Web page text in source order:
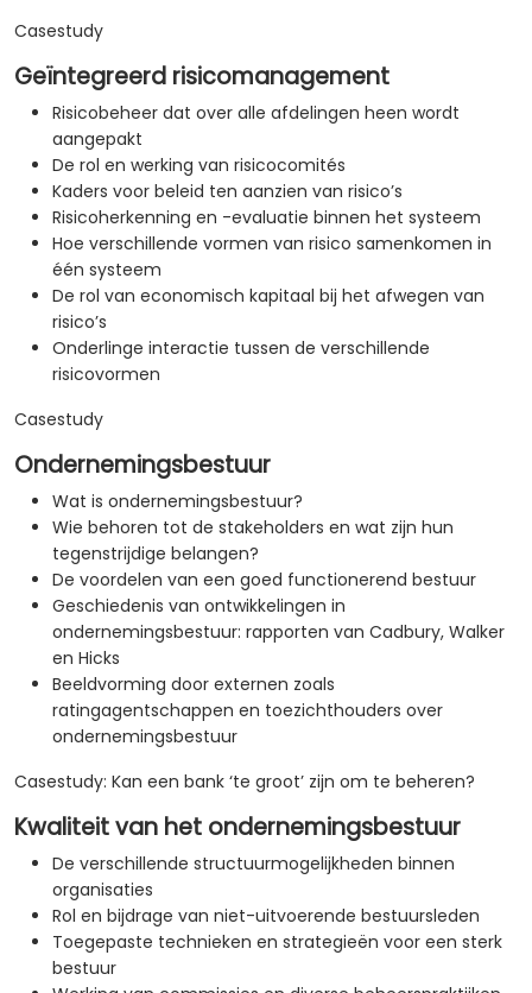
Casestudy
Geïntegreerd risicomanagement
Risicobeheer dat over alle afdelingen heen wordt
aangepakt
De rol en werking van risicocomités
Kaders voor beleid ten aanzien van risico’s
Risicoherkenning en -evaluatie binnen het systeem
Hoe verschillende vormen van risico samenkomen in
één systeem
De rol van economisch kapitaal bij het afwegen van
risico’s
Onderlinge interactie tussen de verschillende
risicovormen
Casestudy
Ondernemingsbestuur
Wat is ondernemingsbestuur?
Wie behoren tot de stakeholders en wat zijn hun
tegenstrijdige belangen?
De voordelen van een goed functionerend bestuur
Geschiedenis van ontwikkelingen in
ondernemingsbestuur: rapporten van Cadbury, Walker
en Hicks
Beeldvorming door externen zoals
ratingagentschappen en toezichthouders over
ondernemingsbestuur
Casestudy: Kan een bank ‘te groot’ zijn om te beheren?
Kwaliteit van het ondernemingsbestuur
De verschillende structuurmogelijkheden binnen
organisaties
Rol en bijdrage van niet-uitvoerende bestuursleden
Toegepaste technieken en strategieën voor een sterk
bestuur